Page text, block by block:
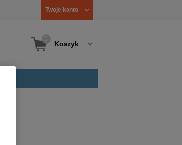
Twoje konto
Koszyk